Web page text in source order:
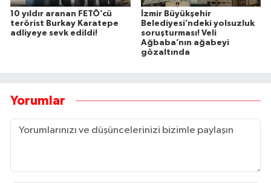
10 yıldır aranan FETÖ’cü
terörist Burkay Karatepe
adliyeye sevk edildi!
İzmir Büyükşehir
Belediyesi’ndeki yolsuzluk
soruşturması! Veli
Ağbaba’nın ağabeyi
gözaltında
Yorumlar